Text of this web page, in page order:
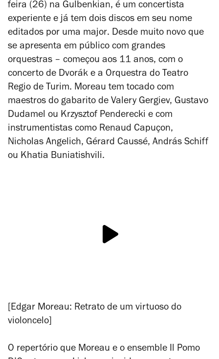
feira (26) na Gulbenkian, é um concertista
experiente e já tem dois discos em seu nome
editados por uma major. Desde muito novo que
se apresenta em público com grandes
orquestras – começou aos 11 anos, com o
concerto de Dvorák e a Orquestra do Teatro
Regio de Turim. Moreau tem tocado com
maestros do gabarito de Valery Gergiev, Gustavo
Dudamel ou Krzysztof Penderecki e com
instrumentistas como Renaud Capuçon,
Nicholas Angelich, Gérard Caussé, András Schiff
ou Khatia Buniatishvili.
[Edgar Moreau: Retrato de um virtuoso do
violoncelo]
O repertório que Moreau e o ensemble Il Pomo